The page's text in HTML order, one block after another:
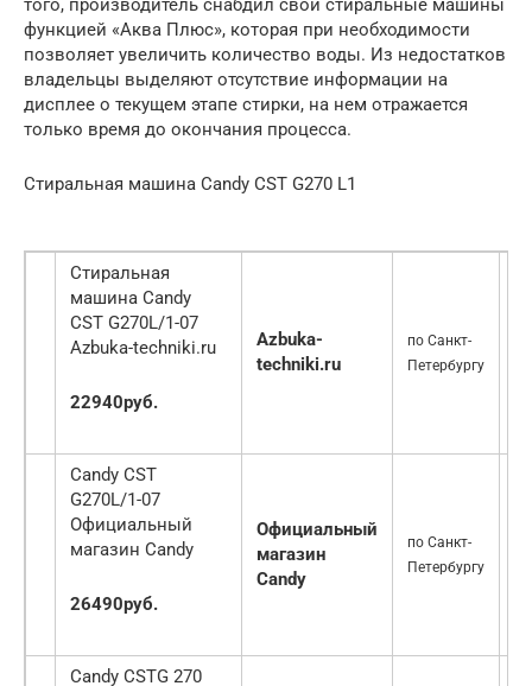
того, производитель снабдил свои стиральные машины
функцией «Аква Плюс», которая при необходимости
позволяет увеличить количество воды. Из недостатков
владельцы выделяют отсутствие информации на
дисплее о текущем этапе стирки, на нем отражается
только время до окончания процесса.
Стиральная машина Candy CST G270 L1
Стиральная
машина Candy
CST G270L/1-07
Azbuka-techniki.ru
22940руб.
Azbuka-
techniki.ru
по Санкт-
Петербургу
Candy CST
G270L/1-07
Официальный
магазин Candy
26490руб.
Официальный
магазин
Candy
по Санкт-
Петербургу
Candy CSTG 270